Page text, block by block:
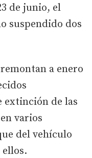
de junio, el
suspendido dos
a enero
extinción de las
varios
del vehículo
ellos.